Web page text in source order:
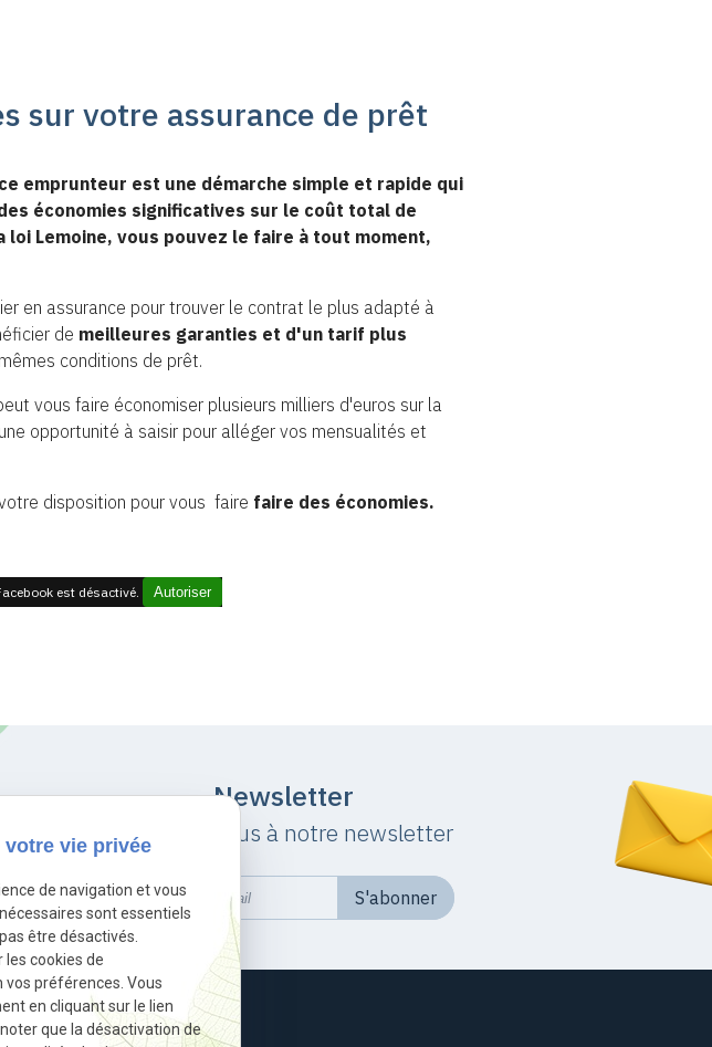
sur votre assurance de prêt
emprunteur est une démarche simple et rapide qui
économies significatives sur le coût total de
Lemoine, vous pouvez le faire à tout moment,
en assurance pour trouver le contrat le plus adapté à
de meilleures garanties et d'un tarif plus
conditions de prêt.
vous faire économiser plusieurs milliers d'euros sur la
opportunité à saisir pour alléger vos mensualités et
disposition pour vous faire faire des économies.
est désactivé. Autoriser
Newsletter
Inscrivez-vous à notre newsletter
votre vie privée
de navigation et vous
sont essentiels
être désactivés.
les cookies de
préférences. Vous
en cliquant sur le lien
que la désactivation de